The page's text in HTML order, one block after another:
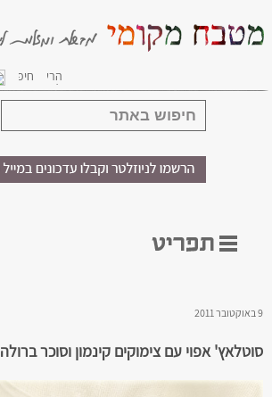
9 באוקטובר 2011
סוטלאץ' אפוי עם צימוקים קינמון וסוכר ברולה